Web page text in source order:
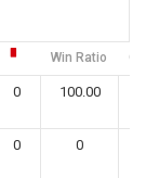
Win Ratio
0 100.00
0 0